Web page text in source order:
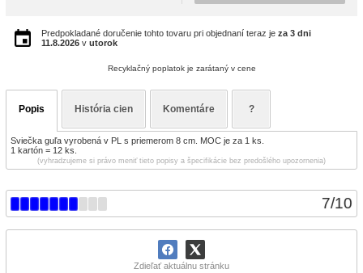
7/10
Zdieľať aktuálnu stránku
Predpokladané doručenie tohto tovaru pri objednaní teraz je za 3 dni
11.8.2026 v utorok
Recyklačný poplatok je zarátaný v cene
Popis História cien Komentáre ?
Sviečka guľa vyrobená v PL s priemerom 8 cm. MOC je za 1 ks.
1 kartón = 12 ks.
(vyhradzujeme si právo meniť tieto popisy a špecifikácie bez predošlého upozornenia)